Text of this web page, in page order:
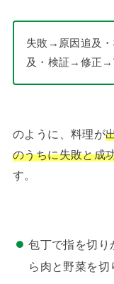
失敗→原因追及
及・検証→修正→
のように、料理が
のうちに失敗と成
す。
包丁で指を切り
ら肉と野菜を切